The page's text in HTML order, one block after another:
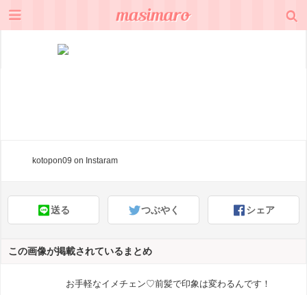
kotopon09 on Instaram
送る つぶやく シェア
この画像が掲載されているまとめ
お手軽なイメチェン♡前髪で印象は変わるんです！